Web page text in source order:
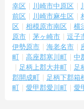
幸区
川崎市中原区
前区
川崎市麻生区
区
相模原市南区 横
原市
茅ヶ崎市 逗子
伊勢原市
海老名市
町
高座郡寒川町 中
足柄上郡大井町
足
郡開成町
足柄下郡箱
町
愛甲郡愛川町 愛